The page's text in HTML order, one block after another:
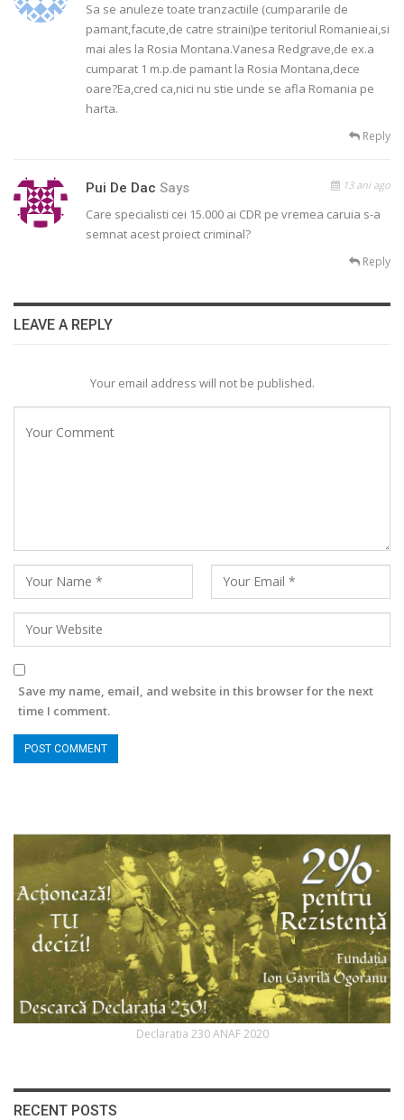
Sa se anuleze toate tranzactiile (cumpararile de
pamant,facute,de catre straini)pe teritoriul Romanieai,si
mai ales la Rosia Montana.Vanesa Redgrave,de ex.a
cumparat 1 m.p.de pamant la Rosia Montana,dece
oare?Ea,cred ca,nici nu stie unde se afla Romania pe
harta.
Reply
Pui De Dac Says 13 ani ago
Care specialisti cei 15.000 ai CDR pe vremea caruia s-a
semnat acest proiect criminal?
Reply
LEAVE A REPLY
Your email address will not be published.
Save my name, email, and website in this browser for the next
time I comment.
Declaratia 230 ANAF 2020
RECENT POSTS